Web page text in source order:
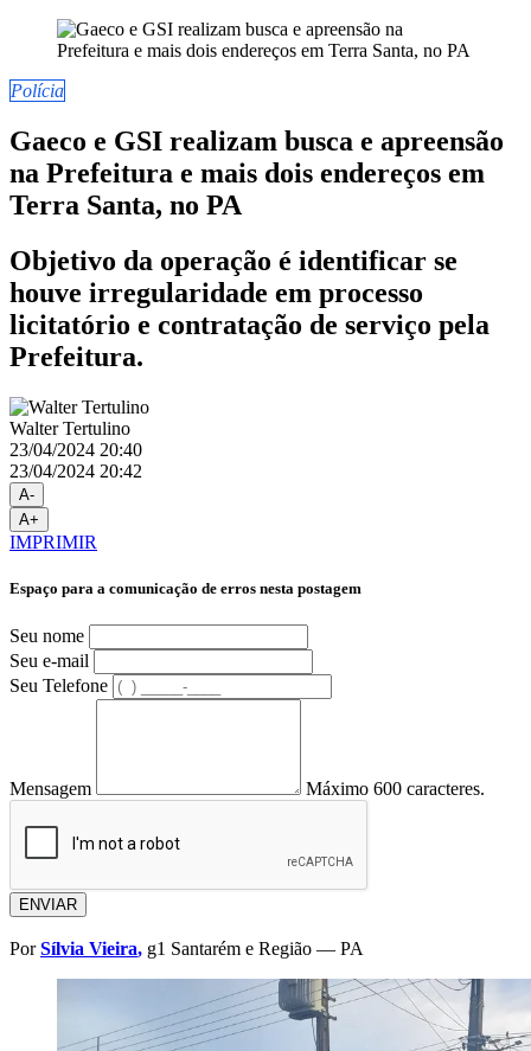
Polícia
Gaeco e GSI realizam busca e apreensão
na Prefeitura e mais dois endereços em
Terra Santa, no PA
Objetivo da operação é identificar se
houve irregularidade em processo
licitatório e contratação de serviço pela
Prefeitura.
Walter Tertulino
23/04/2024 20:40
23/04/2024 20:42
A-
A+
IMPRIMIR
Espaço para a comunicação de erros nesta postagem
Seu nome
Seu e-mail
Seu Telefone
Mensagem Máximo 600 caracteres.
ENVIAR
PorSílvia Vieira, g1 Santarém e Região — PA